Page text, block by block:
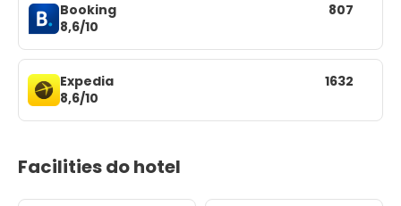
Booking
8,6/10
807
Expedia
8,6/10
1632
Facilities do hotel